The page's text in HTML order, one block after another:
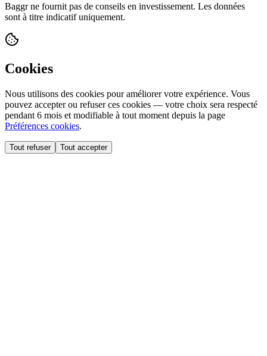
Baggr ne fournit pas de conseils en investissement. Les données
sont à titre indicatif uniquement.
Cookies
Nous utilisons des cookies pour améliorer votre expérience. Vous
pouvez accepter ou refuser ces cookies — votre choix sera respecté
pendant 6 mois et modifiable à tout moment depuis la page
Préférences cookies.
Tout refuser Tout accepter